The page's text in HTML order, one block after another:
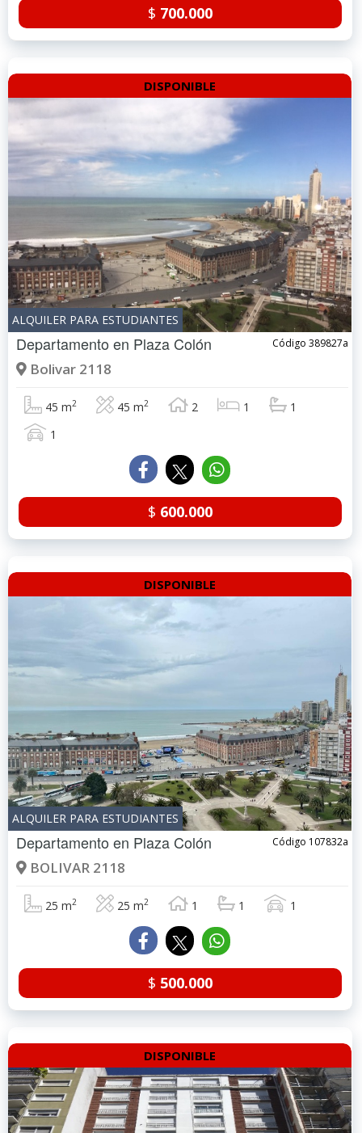
$ 700.000
DISPONIBLE
ALQUILER PARA ESTUDIANTES
Departamento en Plaza Colón Código 389827a
Bolivar 2118
45 m2 45 m2 2 1
1
1
$ 600.000
DISPONIBLE
ALQUILER PARA ESTUDIANTES
Departamento en Plaza Colón Código 107832a
BOLIVAR 2118
25 m2 25 m2 1 1 1
$ 500.000
DISPONIBLE